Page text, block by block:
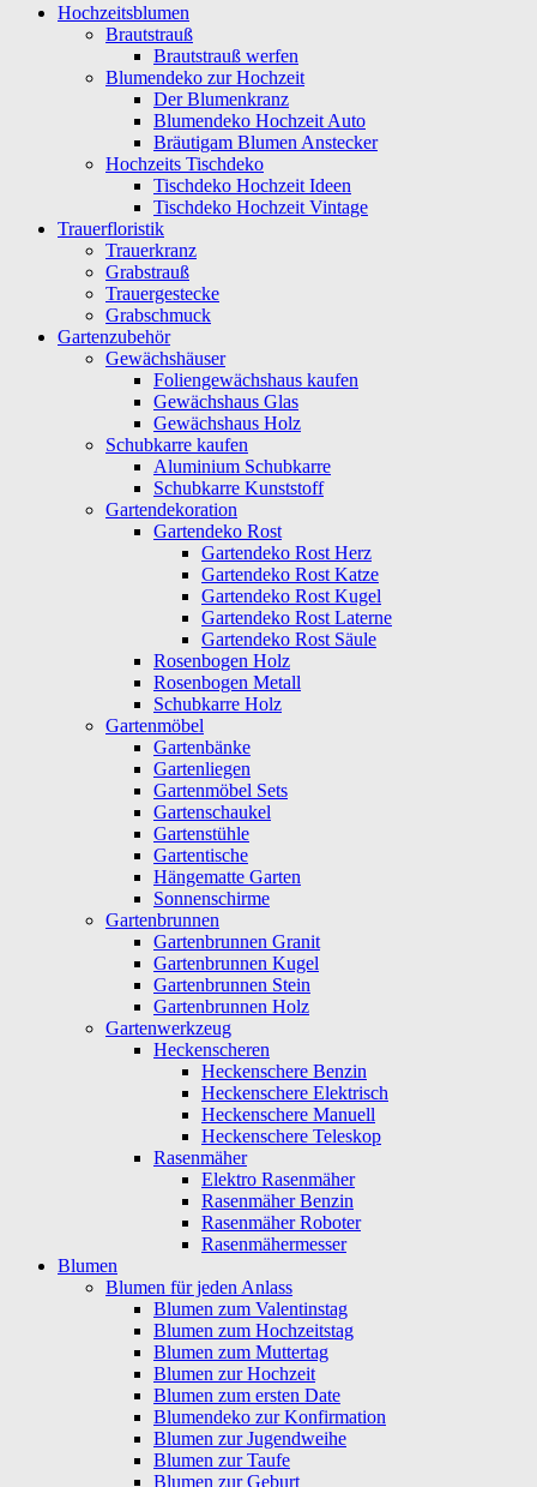
Hochzeitsblumen
Brautstrauß
Brautstrauß werfen
Blumendeko zur Hochzeit
Der Blumenkranz
Blumendeko Hochzeit Auto
Bräutigam Blumen Anstecker
Hochzeits Tischdeko
Tischdeko Hochzeit Ideen
Tischdeko Hochzeit Vintage
Trauerfloristik
Trauerkranz
Grabstrauß
Trauergestecke
Grabschmuck
Gartenzubehör
Gewächshäuser
Foliengewächshaus kaufen
Gewächshaus Glas
Gewächshaus Holz
Schubkarre kaufen
Aluminium Schubkarre
Schubkarre Kunststoff
Gartendekoration
Gartendeko Rost
Gartendeko Rost Herz
Gartendeko Rost Katze
Gartendeko Rost Kugel
Gartendeko Rost Laterne
Gartendeko Rost Säule
Rosenbogen Holz
Rosenbogen Metall
Schubkarre Holz
Gartenmöbel
Gartenbänke
Gartenliegen
Gartenmöbel Sets
Gartenschaukel
Gartenstühle
Gartentische
Hängematte Garten
Sonnenschirme
Gartenbrunnen
Gartenbrunnen Granit
Gartenbrunnen Kugel
Gartenbrunnen Stein
Gartenbrunnen Holz
Gartenwerkzeug
Heckenscheren
Heckenschere Benzin
Heckenschere Elektrisch
Heckenschere Manuell
Heckenschere Teleskop
Rasenmäher
Elektro Rasenmäher
Rasenmäher Benzin
Rasenmäher Roboter
Rasenmähermesser
Blumen
Blumen für jeden Anlass
Blumen zum Valentinstag
Blumen zum Hochzeitstag
Blumen zum Muttertag
Blumen zur Hochzeit
Blumen zum ersten Date
Blumendeko zur Konfirmation
Blumen zur Jugendweihe
Blumen zur Taufe
Blumen zur Geburt